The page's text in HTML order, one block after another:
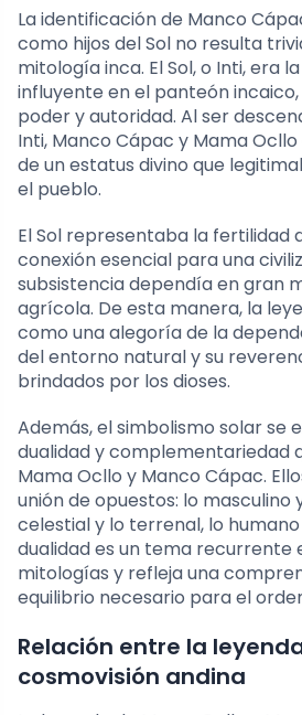
La identificación de Manco
como hijos del Sol no resulta
mitología inca. El Sol, o Inti, era
influyente en el panteón
poder y autoridad. Al ser
Inti, Manco Cápac y Mama
de un estatus divino que
el pueblo.
El Sol representaba la fertilidad
conexión esencial para una
subsistencia dependía en gran
agrícola. De esta manera, la
como una alegoría de la
del entorno natural y su
brindados por los dioses.
Además, el simbolismo solar se
dualidad y complementariedad
Mama Ocllo y Manco Cápac.
unión de opuestos: lo masculino
celestial y lo terrenal, lo humano
dualidad es un tema recurrente
mitologías y refleja una
equilibrio necesario para el
Relación entre la
cosmovisión andina